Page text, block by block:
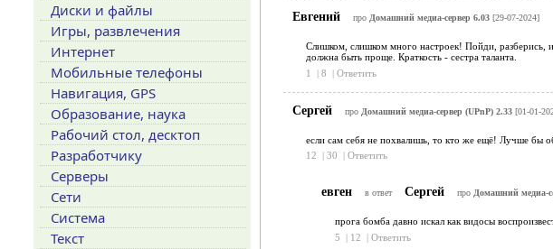
Евгений про Домашний медиа-сервер 6.03[29-07-2024]
Слишком, слишком много настроек! Пойди, разберись,
должна быть проще. Краткость - сестра таланта.
1
| 8 | Ответить
Сергей про Домашний медиа-сервер (UPnP) 2.33[01-01-
если сам себя не похвалишь, то кто же ещё! Лучше бы
12
| 30 | Ответить
евген в ответ Сергей про Домашний медиа-
прога бомба давно искал как видосы
5
| 12 | Ответить
Диски и файлы
Игры, развлечения
Интернет
Мобильные телефоны
Навигация, GPS
Образование, наука
Рабочий стол, десктоп
Разработчику
Серверы
Сети
Система
Текст